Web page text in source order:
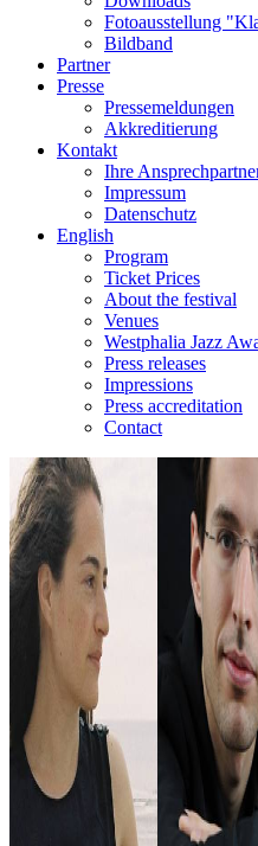
Fotoausstellung
Bildband
Partner
Presse
Pressemeldungen
Akkreditierung
Kontakt
Ihre
Impressum
Datenschutz
English
Program
Ticket Prices
About the festival
Venues
Westphalia Jazz
Press releases
Impressions
Press accreditation
Contact